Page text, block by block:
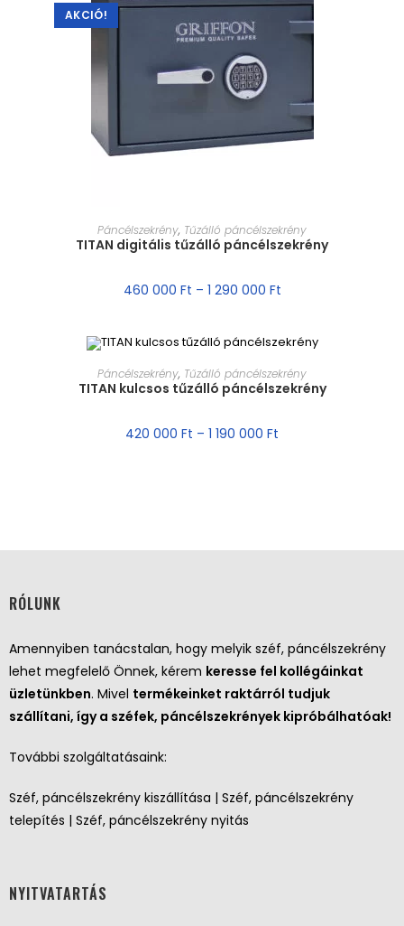
AKCIÓ!
MÉRET VÁLASZTÁSA
Páncélszekrény, Tűzálló páncélszekrény
TITAN digitális tűzálló páncélszekrény
460 000 Ft – 1 290 000 Ft
MÉRET VÁLASZTÁSA
Páncélszekrény, Tűzálló páncélszekrény
TITAN kulcsos tűzálló páncélszekrény
420 000 Ft – 1 190 000 Ft
RÓLUNK
Amennyiben tanácstalan, hogy melyik széf, páncélszekrény
lehet megfelelő Önnek, kérem keresse fel kollégáinkat
üzletünkben. Mivel termékeinket raktárról tudjuk
szállítani, így a széfek, páncélszekrények kipróbálhatóak!
További szolgáltatásaink:
Széf, páncélszekrény kiszállítása | Széf, páncélszekrény
telepítés | Széf, páncélszekrény nyitás
NYITVATARTÁS